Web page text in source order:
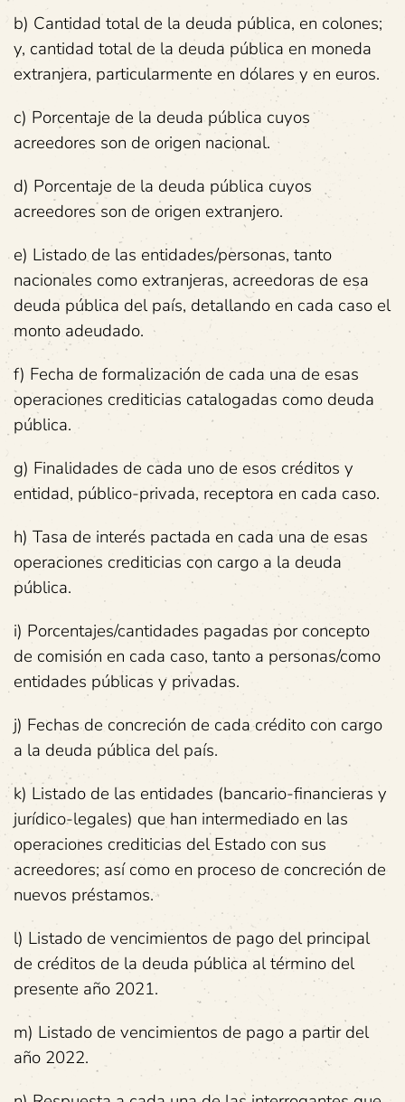
b) Cantidad total de la deuda pública, en colones;
y, cantidad total de la deuda pública en moneda
extranjera, particularmente en dólares y en euros.
c) Porcentaje de la deuda pública cuyos
acreedores son de origen nacional.
d) Porcentaje de la deuda pública cuyos
acreedores son de origen extranjero.
e) Listado de las entidades/personas, tanto
nacionales como extranjeras, acreedoras de esa
deuda pública del país, detallando en cada caso el
monto adeudado.
f) Fecha de formalización de cada una de esas
operaciones crediticias catalogadas como deuda
pública.
g) Finalidades de cada uno de esos créditos y
entidad, público-privada, receptora en cada caso.
h) Tasa de interés pactada en cada una de esas
operaciones crediticias con cargo a la deuda
pública.
i) Porcentajes/cantidades pagadas por concepto
de comisión en cada caso, tanto a personas/como
entidades públicas y privadas.
j) Fechas de concreción de cada crédito con cargo
a la deuda pública del país.
k) Listado de las entidades (bancario-financieras y
jurídico-legales) que han intermediado en las
operaciones crediticias del Estado con sus
acreedores; así como en proceso de concreción de
nuevos préstamos.
l) Listado de vencimientos de pago del principal
de créditos de la deuda pública al término del
presente año 2021.
m) Listado de vencimientos de pago a partir del
año 2022.